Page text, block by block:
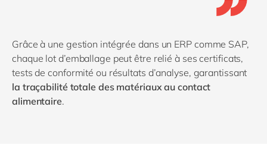
Grâce à une gestion intégrée dans un ERP comme SAP,
chaque lot d’emballage peut être relié à ses certificats,
tests de conformité ou résultats d’analyse, garantissant
la traçabilité totale des matériaux au contact
alimentaire.